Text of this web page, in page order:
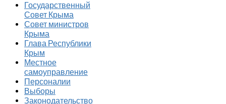
Государственный
Совет Крыма
Совет министров
Крыма
Глава Республики
Крым
Местное
самоуправление
Персоналии
Выборы
Законодательство